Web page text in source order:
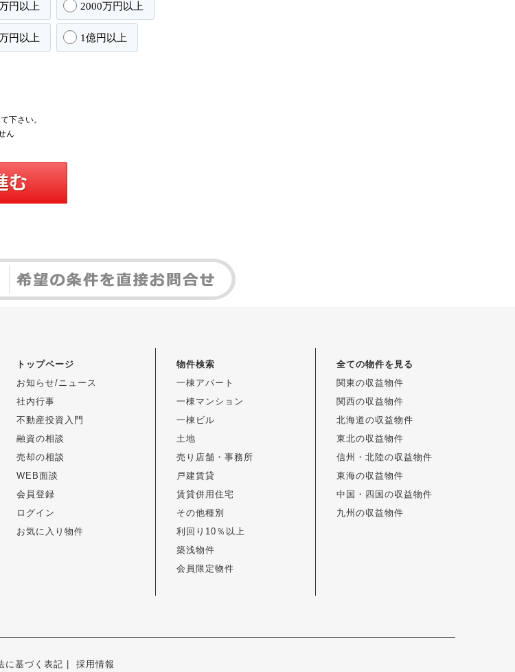
円以上 2000万円以上
円以上 1億円以上
下さい。
ん
トップページ
お知らせ/ニュース
社内行事
不動産投資入門
融資の相談
売却の相談
WEB面談
会員登録
ログイン
お気に入り物件
物件検索
一棟アパート
一棟マンション
一棟ビル
土地
売り店舗・事務所
戸建賃貸
賃貸併用住宅
その他種別
利回り10％以上
築浅物件
会員限定物件
全ての物件を見る
関東の収益物件
関西の収益物件
北海道の収益物件
東北の収益物件
信州・北陸の収益物件
東海の収益物件
中国・四国の収益物件
九州の収益物件
に基づく表記 採用情報